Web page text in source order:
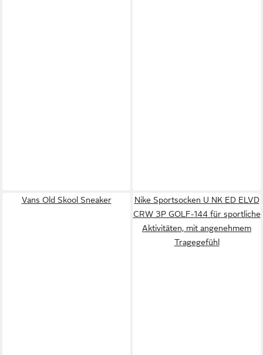
Vans Old Skool Sneaker
Nike Sportsocken U NK ED ELVD
CRW 3P GOLF-144 für sportliche
Aktivitäten, mit angenehmem
Tragegefühl